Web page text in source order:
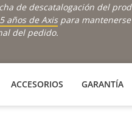
de descatalogación del
años de Axispara
del pedido.
ACCESORIOS GARANTÍA